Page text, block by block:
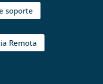
soporte
Remota